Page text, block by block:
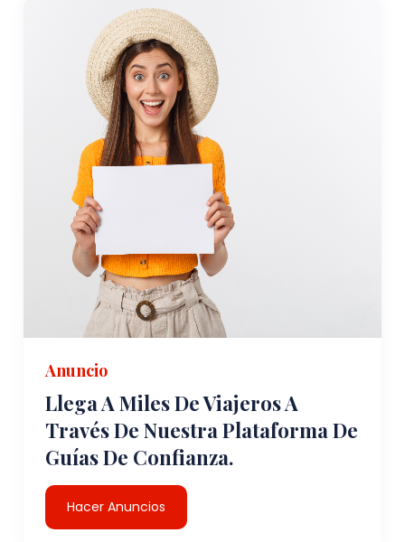
Anuncio
Llega A Miles De Viajeros A
Través De Nuestra Plataforma De
Guías De Confianza.
Hacer Anuncios